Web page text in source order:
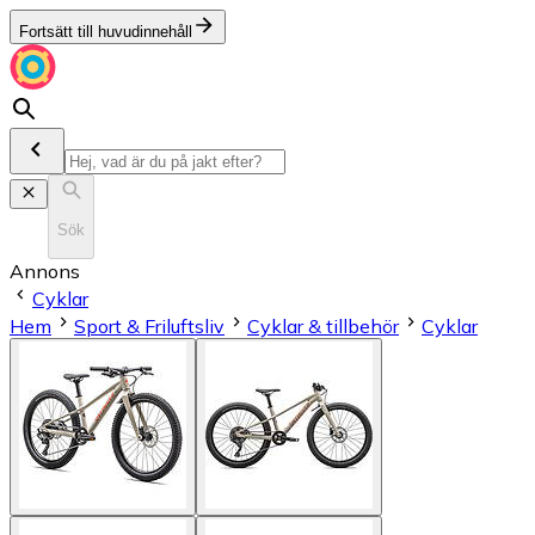
Fortsätt till huvudinnehåll
Sök
Annons
Cyklar
Hem
Sport & Friluftsliv Cyklar & tillbehör Cyklar